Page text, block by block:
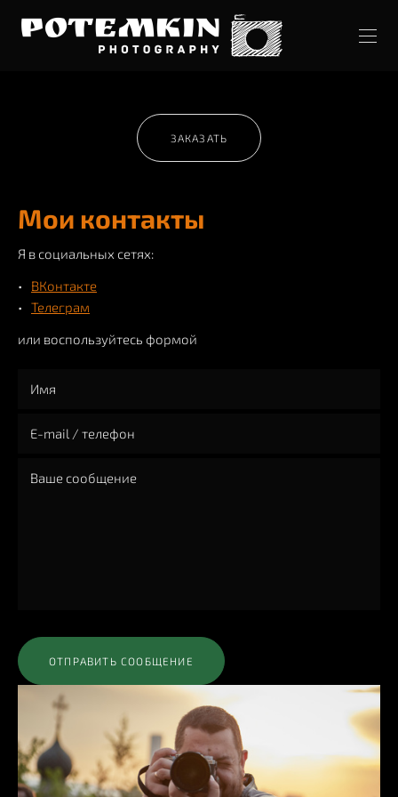
ЗАКАЗАТЬ
Мои контакты
Я в социальных сетях:
ВКонтакте
Телеграм
или воспользуйтесь формой
ОТПРАВИТЬ СООБЩЕНИЕ